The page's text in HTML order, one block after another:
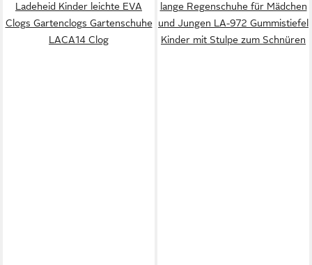
Ladeheid Kinder leichte EVA
Clogs Gartenclogs Gartenschuhe
LACA14 Clog
lange Regenschuhe für Mädchen
und Jungen LA-972 Gummistiefel
Kinder mit Stulpe zum Schnüren